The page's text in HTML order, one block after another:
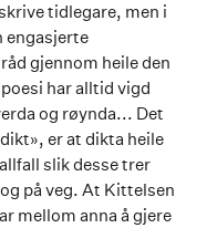
tidlegare, men i
engasjerte
gjennom heile den
har alltid vigd
og røynda... Det
er at dikta heile
slik desse trer
på veg. At Kittelsen
mellom anna å gjere